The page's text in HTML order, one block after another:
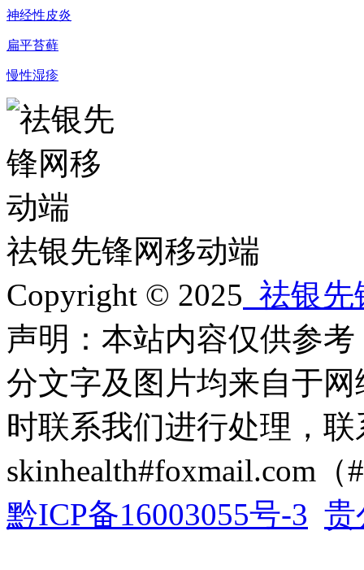
神经性皮炎
扁平苔藓
慢性湿疹
祛银先锋网移动端
Copyright © 2025 祛银先
声明：本站内容仅供参
分文字及图片均来自于
时联系我们进行处理，
skinhealth#foxmail.com（
黔ICP备16003055号-3 贵